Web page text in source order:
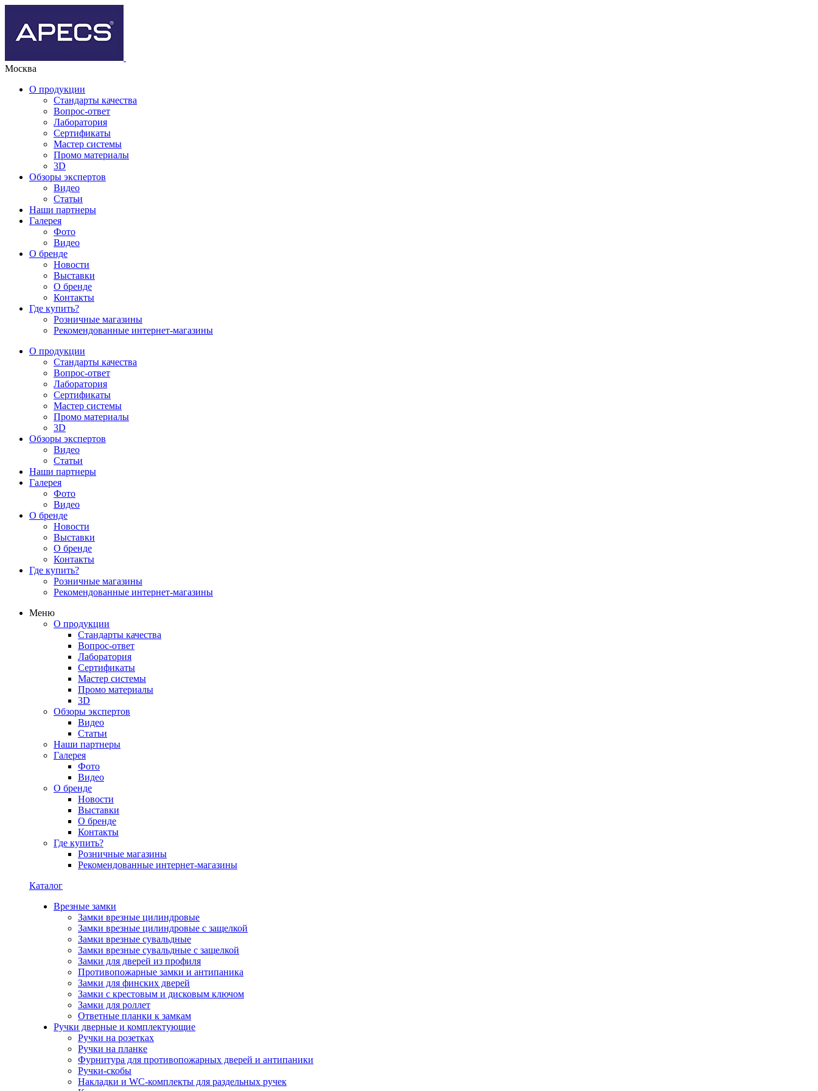
Москва
О продукции
Стандарты качества
Вопрос-ответ
Лаборатория
Сертификаты
Мастер системы
Промо материалы
3D
Обзоры экспертов
Видео
Статьи
Наши партнеры
Галерея
Фото
Видео
О бренде
Новости
Выставки
О бренде
Контакты
Где купить?
Розничные магазины
Рекомендованные интернет-магазины
О продукции
Стандарты качества
Вопрос-ответ
Лаборатория
Сертификаты
Мастер системы
Промо материалы
3D
Обзоры экспертов
Видео
Статьи
Наши партнеры
Галерея
Фото
Видео
О бренде
Новости
Выставки
О бренде
Контакты
Где купить?
Розничные магазины
Рекомендованные интернет-магазины
Меню
О продукции
Стандарты качества
Вопрос-ответ
Лаборатория
Сертификаты
Мастер системы
Промо материалы
3D
Обзоры экспертов
Видео
Статьи
Наши партнеры
Галерея
Фото
Видео
О бренде
Новости
Выставки
О бренде
Контакты
Где купить?
Розничные магазины
Рекомендованные интернет-магазины
Каталог
Врезные замки
Замки врезные цилиндровые
Замки врезные цилиндровые с защелкой
Замки врезные сувальдные
Замки врезные сувальдные с защелкой
Замки для дверей из профиля
Противопожарные замки и антипаника
Замки для финских дверей
Замки с крестовым и дисковым ключом
Замки для роллет
Ответные планки к замкам
Ручки дверные и комплектующие
Ручки на розетках
Ручки на планке
Фурнитура для противопожарных дверей и антипаники
Ручки-скобы
Накладки и WC-комплекты для раздельных ручек